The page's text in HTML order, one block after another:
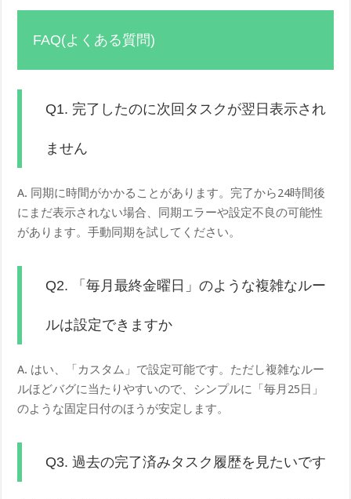
FAQ(よくある質問)
Q1. 完了したのに次回タスクが翌日表示され
ません
A. 同期に時間がかかることがあります。完了から24時間後
にまだ表示されない場合、同期エラーや設定不良の可能性
があります。手動同期を試してください。
Q2. 「毎月最終金曜日」のような複雑なルー
ルは設定できますか
A. はい、「カスタム」で設定可能です。ただし複雑なルー
ルほどバグに当たりやすいので、シンプルに「毎月25日」
のような固定日付のほうが安定します。
Q3. 過去の完了済みタスク履歴を見たいです